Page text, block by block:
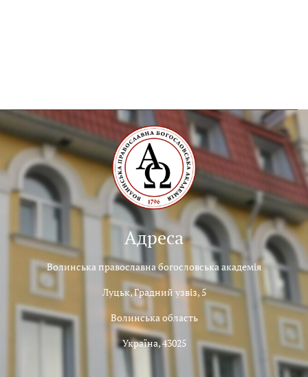
Адреса
Волинська православна богословська академія
Луцьк, Градний узвіз, 5
Волинська область
Україна, 43025